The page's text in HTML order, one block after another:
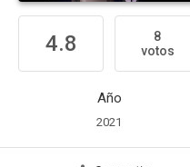
4.8
8
votos
Año
2021